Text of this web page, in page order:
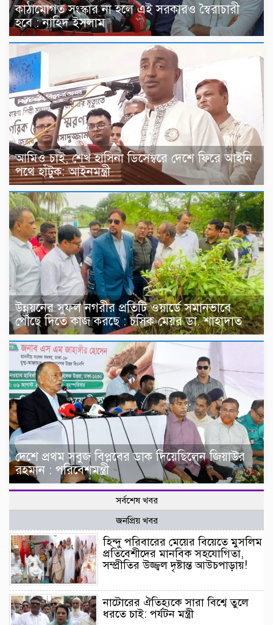
কাঠামোগত সংস্কার না হলে এই সরকারও স্বৈরাচারী
হবে : নাহিদ ইসলাম
আমিও চাই, শেখ হাসিনা ডিসেম্বরে দেশে ফিরে আইনি
পথে হাঁটুক: আইনমন্ত্রী
উন্নয়নের সুফল নগরীর প্রতিটি ওয়ার্ডে সমানভাবে
পৌঁছে দিতে কাজ করছে : চসিক মেয়র ডা. শাহাদাত
দেশে প্রথম সবুজ বিপ্লবের ডাক দিয়েছিলেন জিয়াউর
রহমান : পরিবেশমন্ত্রী
সর্বশেষ খবর
জনপ্রিয় খবর
হিন্দু পরিবারের মেয়ের বিয়েতে মুসলিম
প্রতিবেশীদের মানবিক সহযোগিতা,
সম্প্রীতির উজ্জ্বল দৃষ্টান্ত আউচপাড়ায়!
নাটোরের ঐতিহ্যকে সারা বিশ্বে তুলে
ধরতে চাই: পর্যটন মন্ত্রী